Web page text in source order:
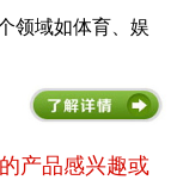
领域如体育、娱
产品感兴趣或